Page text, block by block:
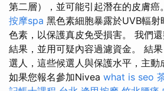
第二層），並可能引起潛在的皮膚癌
按摩spa 黑色素細胞暴露於UVB輻
色素，以保護真皮免受損害。 我們
結果，並用可疑內容過濾資金。 結
選人，這些候選人與保護水平，主動
如果您報名參加Nivea what is seo